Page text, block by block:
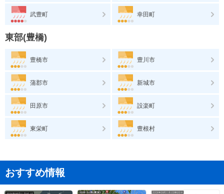
武豊町 幸田町
東部(豊橋)
豊橋市 豊川市
蒲郡市 新城市
田原市 設楽町
東栄町 豊根村
おすすめ情報